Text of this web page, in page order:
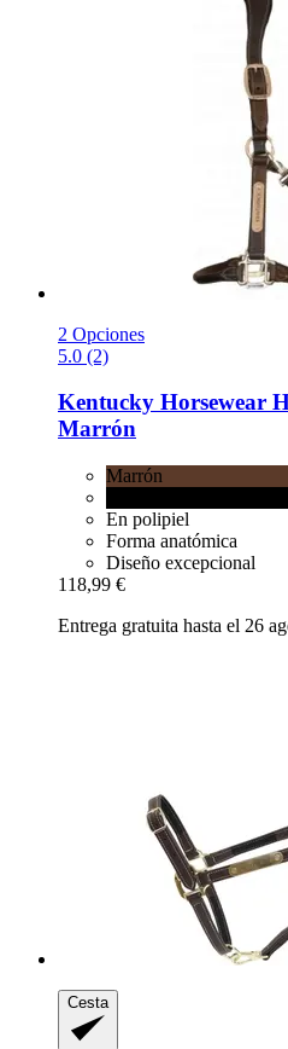
2 Opciones
5.0 (2)
Kentucky Horsewear
Marrón
Marrón
En polipiel
Forma anatómica
Diseño excepcional
118,99 €
Entrega gratuita hasta el 26
Cesta